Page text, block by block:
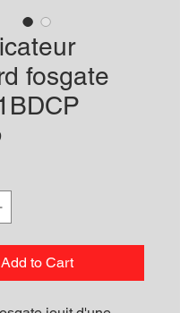
fosgate
Price
Add to Cart